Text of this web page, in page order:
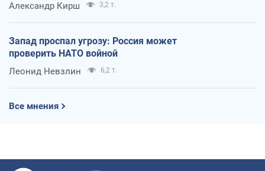
Александр Кирш 3,2 т.
Запад проспал угрозу: Россия может
проверить НАТО войной
Леонид Невзлин 6,2 т.
Все мнения